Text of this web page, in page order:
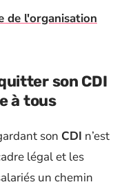
de l'organisation
son CDI
à tous
son CDI n’est
légal et les
un chemin